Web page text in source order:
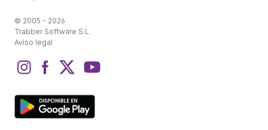
© 2005 - 2026
Trabber Software S.L.
Aviso legal